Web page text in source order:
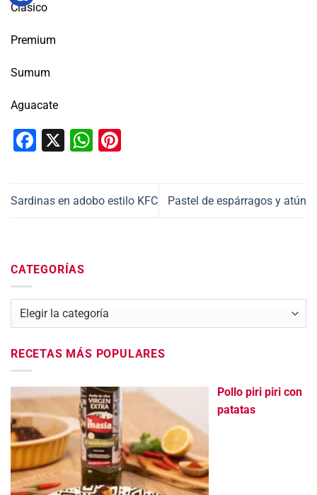
Clásico
Premium
Sumum
Aguacate
Facebook
X WhatsApp
Sardinas en adobo estilo KFC Pastel de espárragos y atún
CATEGORÍAS
Categorías
RECETAS MÁS POPULARES
Pollo piri piri con
patatas